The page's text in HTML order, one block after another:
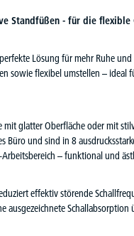
Standfüßen - für die
Lösung für mehr Ruhe
sowie flexibel umstellen – ideal
mit glatter Oberfläche oder mit
und sind in 8
– funktional und
effektiv störende
Schallabsorption